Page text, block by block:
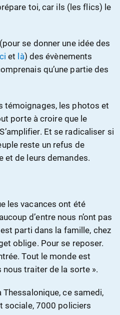
toi, car ils (les flics) le
se donner une idée des
et là) des évènements
qu’une partie des
témoignages, les photos et
porte à croire que le
Et se radicaliser si
reste un refus de
et de leurs demandes.
les vacances ont été
d’entre nous n’ont pas
parti dans la famille, chez
oblige. Pour se reposer.
Tout le monde est
traiter de la sorte ».
ce samedi,
sociale, 7000 policiers